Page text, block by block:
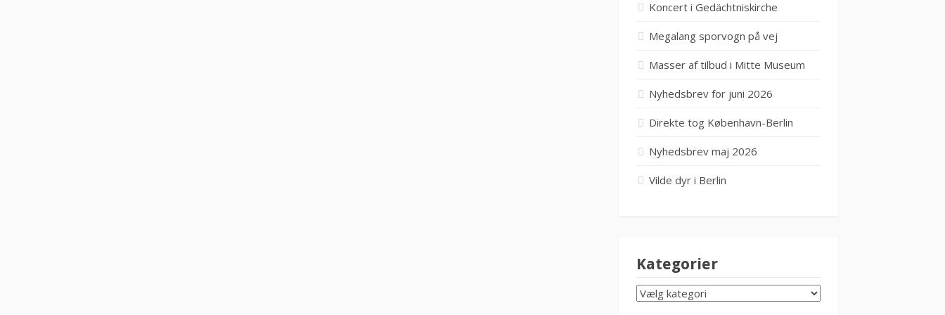
Koncert i Gedächtniskirche
Megalang sporvogn på vej
Masser af tilbud i Mitte Museum
Nyhedsbrev for juni 2026
Direkte tog København-Berlin
Nyhedsbrev maj 2026
Vilde dyr i Berlin
Kategorier
KATEGORIER